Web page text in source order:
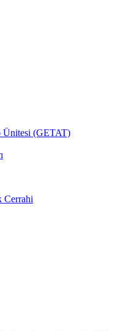
Ünitesi (GETAT)
Cerrahi